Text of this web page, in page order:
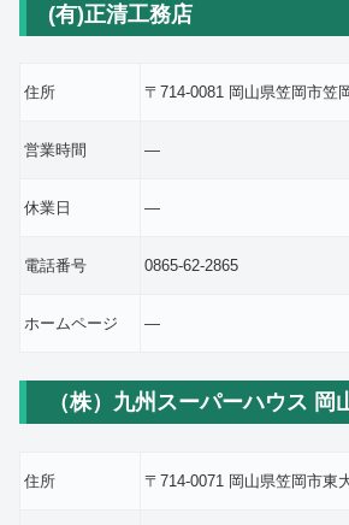
(有)正清工務店
住所 〒714-0081 岡山県笠岡市笠
営業時間 ―
休業日 ―
電話番号 0865-62-2865
ホームページ ―
（株）九州スーパーハウス 岡
住所 〒714-0071 岡山県笠岡市東